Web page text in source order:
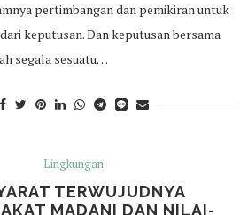
pertimbangan dan pemikiran untuk
keputusan. Dan keputusan bersama
segala sesuatu…
Lingkungan
TERWUJUDNYA
MADANI DAN NILAI-